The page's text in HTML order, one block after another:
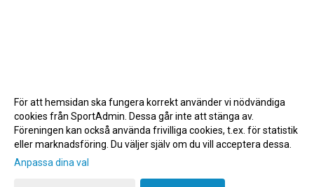
Gå till Webbversion
För att hemsidan ska fungera korrekt använder vi nödvändiga
cookies från SportAdmin. Dessa går inte att stänga av.
Föreningen kan också använda frivilliga cookies, t.ex. för statistik
eller marknadsföring. Du väljer själv om du vill acceptera dessa.
Anpassa dina val